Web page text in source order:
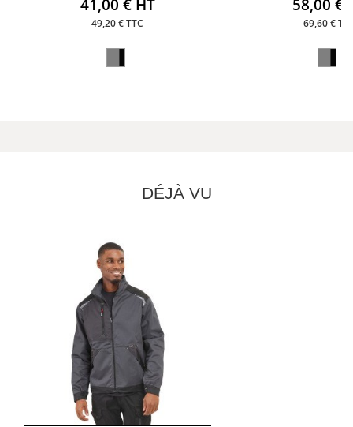
41,00 € HT
49,20 € TTC
58,00 €
69,60 €
DÉJÀ VU